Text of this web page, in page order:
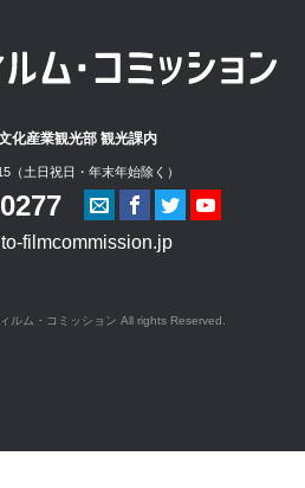
化産業観光部 観光課内
（土日祝日・年末年始除く）
filmcommission.jp
ルム・コミッション All rights Reserved.